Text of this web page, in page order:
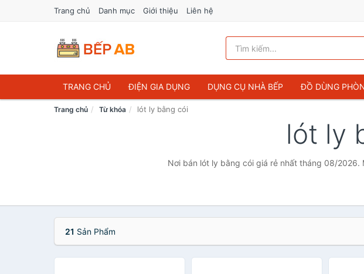
Trang chủ Danh mục Giới thiệu Liên hệ
TRANG CHỦ ĐIỆN GIA DỤNG DỤNG CỤ NHÀ BẾP ĐỒ DÙNG
Trang chủ Từ khóa lót ly bằng cói
lót ly
Nơi bán lót ly bằng cói giá rẻ nhất tháng 08/
21 Sản Phẩm